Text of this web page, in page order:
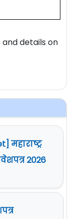
details on
महाराष्ट्र
2026